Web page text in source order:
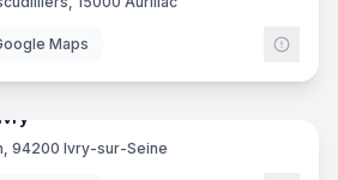
Maps
94200 Ivry-sur-Seine